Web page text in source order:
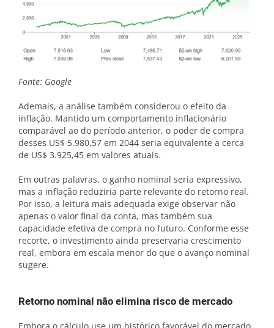
Fonte: Google
Ademais, a análise também considerou o efeito da
inflação. Mantido um comportamento inflacionário
comparável ao do período anterior, o poder de compra
desses US$ 5.980,57 em 2044 seria equivalente a cerca
de US$ 3.925,45 em valores atuais.
Em outras palavras, o ganho nominal seria expressivo,
mas a inflação reduziria parte relevante do retorno real.
Por isso, a leitura mais adequada exige observar não
apenas o valor final da conta, mas também sua
capacidade efetiva de compra no futuro. Conforme esse
recorte, o investimento ainda preservaria crescimento
real, embora em escala menor do que o avanço nominal
sugere.
Retorno nominal não elimina risco de mercado
Embora o cálculo use um histórico favorável do mercado